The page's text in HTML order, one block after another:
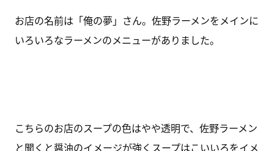
お店の名前は「俺の夢」さん。佐野ラーメンをメインに
いろいろなラーメンのメニューがありました。
こちらのお店のスープの色はやや透明で、佐野ラーメン
と聞くと醤油のイメージが強くスープはこいいろをイメ